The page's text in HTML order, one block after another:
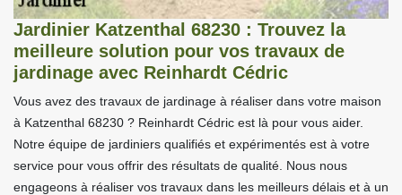
Jardinier Katzenthal 68230 : Trouvez la
meilleure solution pour vos travaux de
jardinage avec Reinhardt Cédric
Vous avez des travaux de jardinage à réaliser dans votre maison
à Katzenthal 68230 ? Reinhardt Cédric est là pour vous aider.
Notre équipe de jardiniers qualifiés et expérimentés est à votre
service pour vous offrir des résultats de qualité. Nous nous
engageons à réaliser vos travaux dans les meilleurs délais et à un